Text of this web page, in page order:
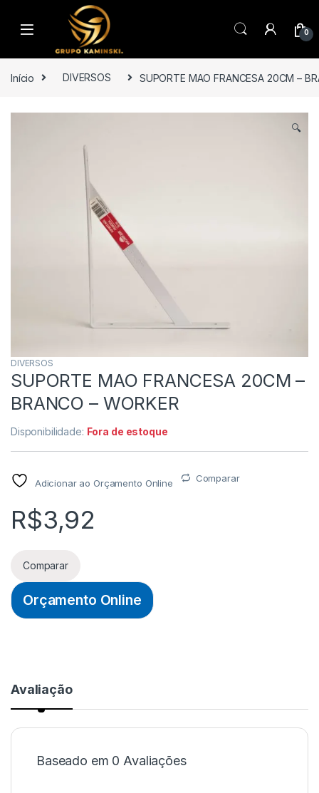
Saltar para navegação
Pular para o conteúdo
0
Início DIVERSOS SUPORTE MAO FRANCESA 20CM –
🔍
DIVERSOS
SUPORTE MAO FRANCESA 20CM –
BRANCO – WORKER
Disponibilidade: Fora de estoque
Adicionar ao Orçamento Online Comparar
R$3,92
Comparar
Orçamento Online
Avaliação
Baseado em 0 Avaliações